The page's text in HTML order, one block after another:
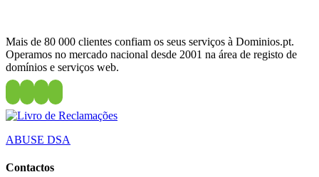
Mais de 80 000 clientes confiam os seus serviços à Dominios.pt.
Operamos no mercado nacional desde 2001 na área de registo de
domínios e serviços web.
ABUSE DSA
Contactos